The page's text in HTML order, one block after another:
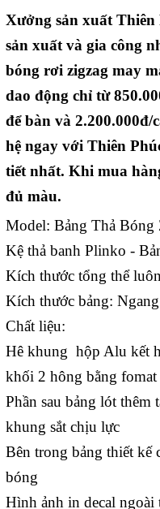
Xưởng sản xuất Thiên
sản xuất và gia công
bóng rơi zigzag may
dao động chỉ từ
để bàn và
hệ ngay với Thiên
tiết nhất. Khi mua
đủ màu.
Model: Bảng Thả Bóng
Kệ thả banh Plinko -
Kích thước tổng thể
Kích thước bảng:
Chất liệu:
Hê khung hộp Alu kết
khối 2 hông bằng
Phần sau bảng lót thêm
khung sắt chịu lực
Bên trong bảng thiết kế
bóng
Hình ảnh in decal